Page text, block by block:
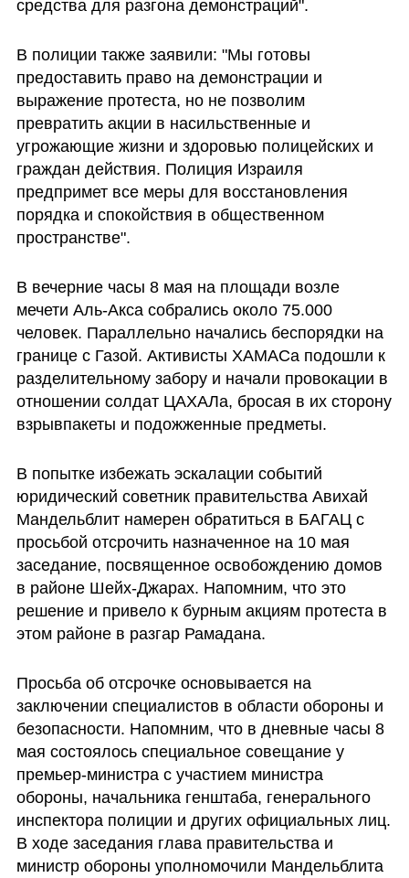
средства для разгона демонстраций".
В полиции также заявили: "Мы готовы
предоставить право на демонстрации и
выражение протеста, но не позволим
превратить акции в насильственные и
угрожающие жизни и здоровью полицейских и
граждан действия. Полиция Израиля
предпримет все меры для восстановления
порядка и спокойствия в общественном
пространстве".
В вечерние часы 8 мая на площади возле
мечети Аль-Акса собрались около 75.000
человек. Параллельно начались беспорядки на
границе с Газой. Активисты ХАМАСа подошли к
разделительному забору и начали провокации в
отношении солдат ЦАХАЛа, бросая в их сторону
взрывпакеты и подожженные предметы.
В попытке избежать эскалации событий
юридический советник правительства Авихай
Мандельблит намерен обратиться в БАГАЦ с
просьбой отсрочить назначенное на 10 мая
заседание, посвященное освобождению домов
в районе Шейх-Джарах. Напомним, что это
решение и привело к бурным акциям протеста в
этом районе в разгар Рамадана.
Просьба об отсрочке основывается на
заключении специалистов в области обороны и
безопасности. Напомним, что в дневные часы 8
мая состоялось специальное совещание у
премьер-министра с участием министра
обороны, начальника генштаба, генерального
инспектора полиции и других официальных лиц.
В ходе заседания глава правительства и
министр обороны уполномочили Мандельблита